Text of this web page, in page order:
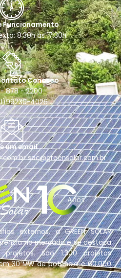
Funcionamento
8:30h às 17:30h
Conosco
878 - 2200
4026
um email
sac@greensolar.com.br
externos, a GREEN SOLAR
no mercado e se destaca
São 1.300 projetos
30 MW de potência e 60.000